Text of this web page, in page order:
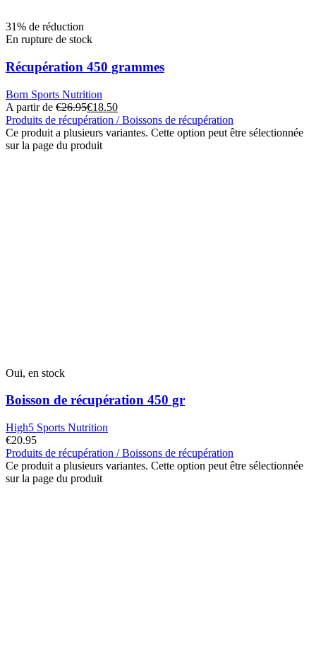
31% de réduction
En rupture de stock
Récupération 450 grammes
Born Sports Nutrition
A partir de €26.95€18.50
Produits de récupération / Boissons de récupération
Ce produit a plusieurs variantes. Cette option peut être sélectionnée
sur la page du produit
Oui, en stock
Boisson de récupération 450 gr
High5 Sports Nutrition
€20.95
Produits de récupération / Boissons de récupération
Ce produit a plusieurs variantes. Cette option peut être sélectionnée
sur la page du produit